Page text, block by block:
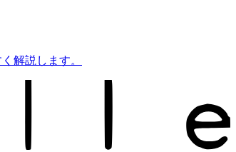
解説します。